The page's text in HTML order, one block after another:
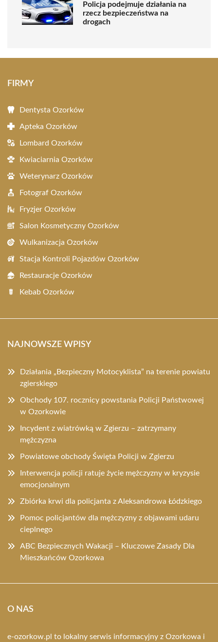
Policja podejmuje działania na
rzecz bezpieczeństwa na
drogach
FIRMY
Dentysta Ozorków
Apteka Ozorków
Lombard Ozorków
Kwiaciarnia Ozorków
Weterynarz Ozorków
Fotograf Ozorków
Fryzjer Ozorków
Salon Kosmetyczny Ozorków
Wulkanizacja Ozorków
Stacja Kontroli Pojazdów Ozorków
Restauracje Ozorków
Kebab Ozorków
NAJNOWSZE WPISY
Działania „Bezpieczny Motocyklista” na terenie powiatu
zgierskiego
Obchody 107. rocznicy powstania Policji Państwowej
w Ozorkowie
Incydent z wiatrówką w Zgierzu – zatrzymany
mężczyzna
Powiatowe obchody Święta Policji w Zgierzu
Interwencja policji ratuje życie mężczyzny w kryzysie
emocjonalnym
Zbiórka krwi dla policjanta z Aleksandrowa Łódzkiego
Pomoc policjantów dla mężczyzny z objawami udaru
cieplnego
ABC Bezpiecznych Wakacji – Kluczowe Zasady Dla
Mieszkańców Ozorkowa
O NAS
e-ozorkow.pl to lokalny serwis informacyjny z Ozorkowa i